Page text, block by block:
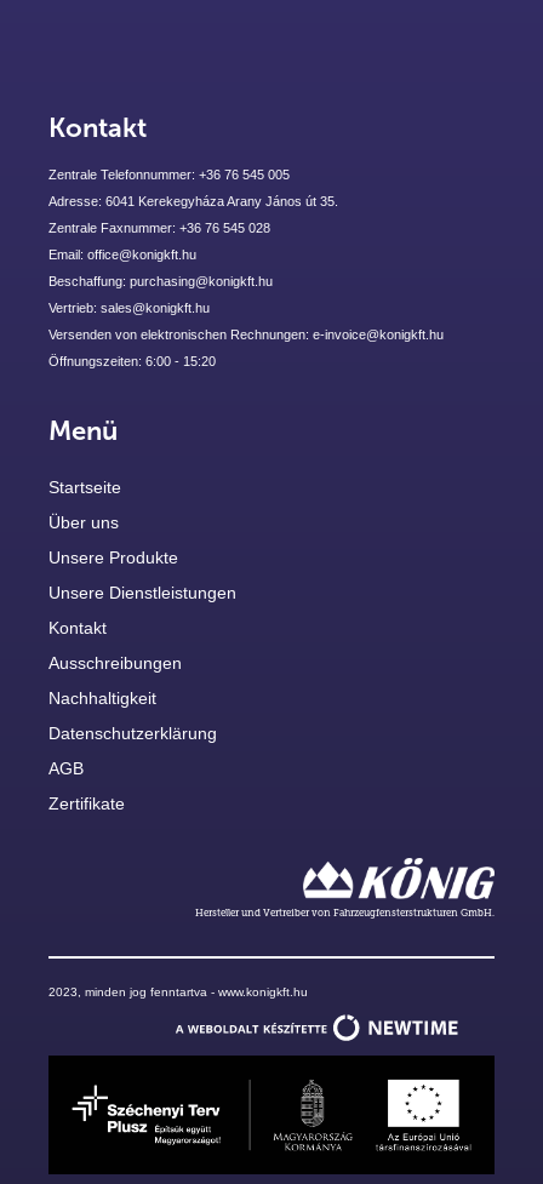
Kontakt
Zentrale Telefonnummer: +36 76 545 005
Adresse: 6041 Kerekegyháza Arany János út 35.
Zentrale Faxnummer: +36 76 545 028
Email: office@konigkft.hu
Beschaffung: purchasing@konigkft.hu
Vertrieb: sales@konigkft.hu
Versenden von elektronischen Rechnungen: e-invoice@konigkft.hu
Öffnungszeiten: 6:00 - 15:20
Menü
Startseite
Über uns
Unsere Produkte
Unsere Dienstleistungen
Kontakt
Ausschreibungen
Nachhaltigkeit
Datenschutzerklärung
AGB
Zertifikate
Hersteller und Vertreiber von Fahrzeugfensterstrukturen GmbH.
2023, minden jog fenntartva - www.konigkft.hu